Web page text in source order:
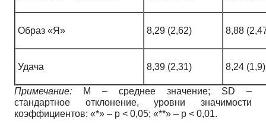
Образ «Я» 8,29 (2,62) 8,88
Удача 8,39 (2,31) 8,24 (1,9)
Примечание:
М – среднее значение; SD –
стандартное отклонение, уровни значимости
коэффициентов: «*» – р < 0,05; «**» – р < 0,01.